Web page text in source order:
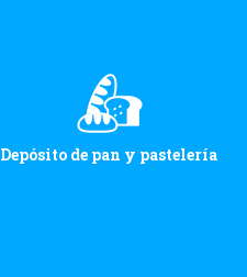
Depósito de pan y pastelería